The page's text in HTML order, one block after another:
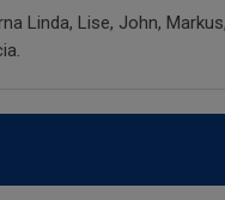
Linda, Lise, John,